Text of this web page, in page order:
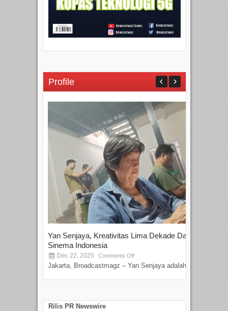
Profile
Yan Senjaya, Kreativitas Lima Dekade Dalam
Sinema Indonesia
Dec 22, 2025 Comments Off
Jakarta, Broadcastmagz – Yan Senjaya adalah...
Rilis PR Newswire